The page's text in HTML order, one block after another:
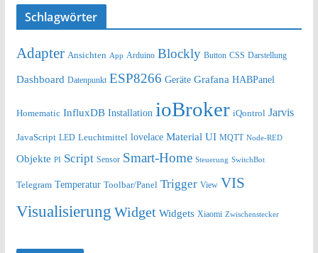
Schlagwörter
Adapter Ansichten App Arduino Blockly Button CSS Darstellung
Dashboard Datenpunkt ESP8266 Geräte Grafana HABPanel
Homematic InfluxDB Installation ioBroker iQontrol Jarvis
JavaScript LED Leuchtmittel lovelace Material UI MQTT Node-RED
Objekte PI Script Sensor Smart-Home Steuerung SwitchBot
Telegram Temperatur Toolbar/Panel Trigger View VIS
Visualisierung Widget Widgets Xiaomi Zwischenstecker